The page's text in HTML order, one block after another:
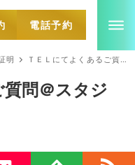
電話予約
明 ＴＥＬにてよくあるご質問＠スタジオ728秋葉原店
問＠スタジ